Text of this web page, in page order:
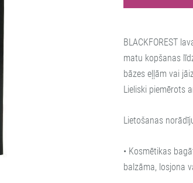
BLACKFOREST
matu kopšanas
bāzes eļļām vai
Lieliski piemērots
Lietošanas
• Kosmētikas
balzāma, losjona